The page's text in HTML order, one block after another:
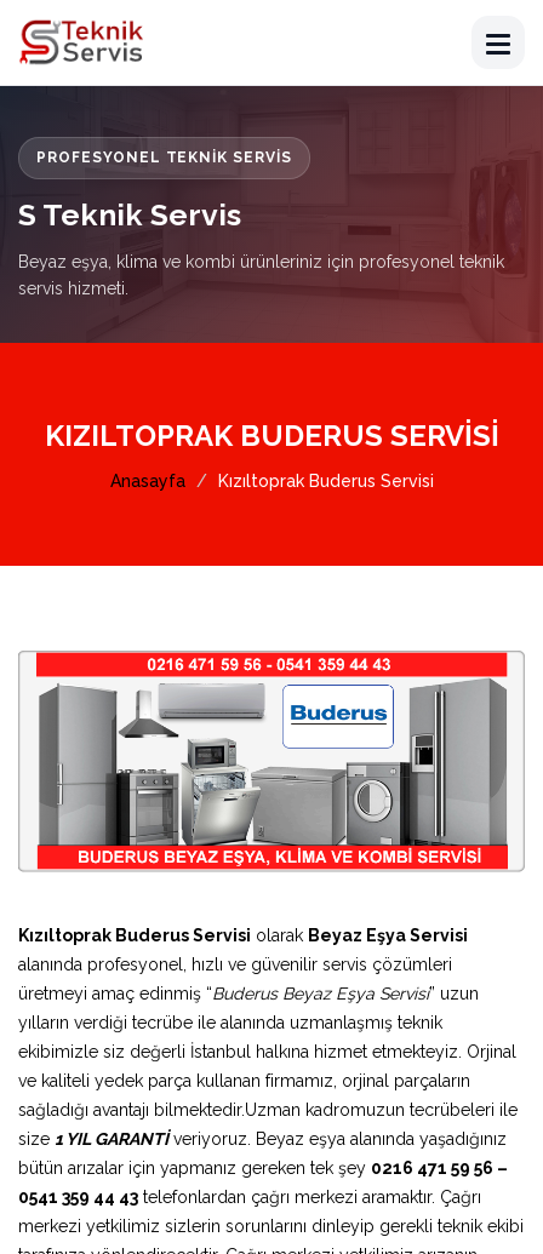
PROFESYONEL TEKNIK SERVIS
S Teknik Servis
Beyaz eşya, klima ve kombi ürünleriniz için profesyonel teknik
servis hizmeti.
KIZILTOPRAK BUDERUS SERVISI
Anasayfa Kızıltoprak Buderus Servisi
Kızıltoprak Buderus Servisi olarak Beyaz Eşya Servisi
alanında profesyonel, hızlı ve güvenilir servis çözümleri
üretmeyi amaç edinmiş “Buderus Beyaz Eşya Servisi” uzun
yılların verdiği tecrübe ile alanında uzmanlaşmış teknik
ekibimizle siz değerli İstanbul halkına hizmet etmekteyiz. Orjinal
ve kaliteli yedek parça kullanan firmamız, orjinal parçaların
sağladığı avantajı bilmektedir.Uzman kadromuzun tecrübeleri ile
size 1 YIL GARANTİveriyoruz. Beyaz eşya alanında yaşadığınız
bütün arızalar için yapmanız gereken tek şey 0216 471 59 56 –
0541 359 44 43 telefonlardan çağrı merkezi aramaktır. Çağrı
merkezi yetkilimiz sizlerin sorunlarını dinleyip gerekli teknik ekibi